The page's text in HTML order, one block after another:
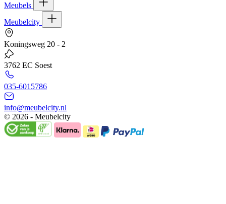
Meubels
Meubelcity
Koningsweg 20 - 2
3762 EC Soest
035-6015786
info@meubelcity.nl
© 2026 - Meubelcity